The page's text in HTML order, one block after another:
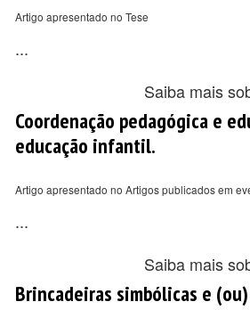
Artigo apresentado no Tese
...
Saiba mais
Coordenação pedagógica e
educação infantil.
Artigo apresentado no Artigos publicados em
...
Saiba mais
Brincadeiras simbólicas e